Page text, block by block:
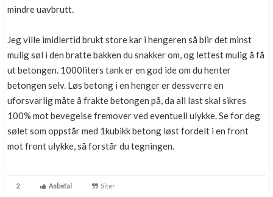
mindre uavbrutt.
Jeg ville imidlertid brukt store kar i hengeren så blir det minst
mulig søl i den bratte bakken du snakker om, og lettest mulig å få
ut betongen. 1000liters tank er en god ide om du henter
betongen selv. Løs betong i en henger er dessverre en
uforsvarlig måte å frakte betongen på, da all last skal sikres
100% mot bevegelse fremover ved eventuell ulykke. Se for deg
sølet som oppstår med 1kubikk betong løst fordelt i en front
mot front ulykke, så forstår du tegningen.
2 Anbefal Siter